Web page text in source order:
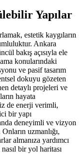
Yapılar
estetik kaygıların
Ankara
bakış açısıyla ele
konularındaki
ve pasif tasarım
dokuyu gözeten
detaylı projeleri ve
hayata
de enerji verimli,
bir yapı
deneyimli ve vizyon
uzmanlığı,
almanıza yardımcı
bir yol haritası